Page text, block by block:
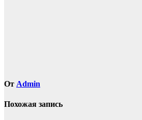
От Admin
Похожая запись